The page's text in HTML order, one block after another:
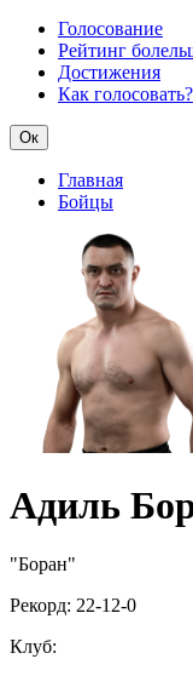
Голосование
Рейтинг
Достижения
Как голосовать?
Ок
Главная
Бойцы
Адиль
"Боран"
Рекорд: 22-12-0
Клуб: